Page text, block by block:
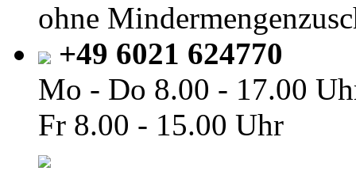
ohne
+49 6021 624770
Mo - Do 8.00 - 17.00
Fr 8.00 - 15.00 Uhr